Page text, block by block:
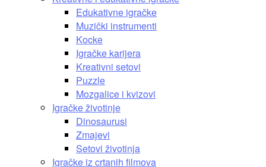
Edukativne igračke
Muzički instrumenti
Kocke
Igračke karijera
Kreativni setovi
Puzzle
Mozgalice i kvizovi
Igračke životinje
Dinosaurusi
Zmajevi
Setovi životinja
Igračke iz crtanih filmova